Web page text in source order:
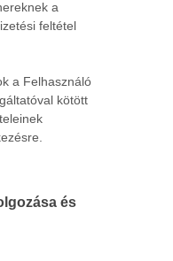
a
feltétel
a Felhasználó
kötött
és